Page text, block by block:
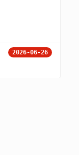
2026-06-26